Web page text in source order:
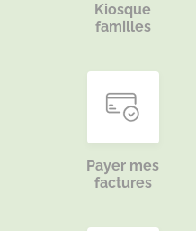
Kiosque
familles
Payer mes
factures